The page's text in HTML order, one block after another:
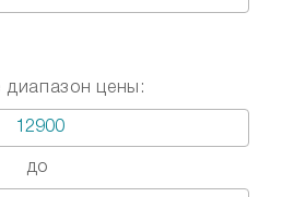
диапазон цены:
до